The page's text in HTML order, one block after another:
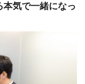
気で一緒になっ